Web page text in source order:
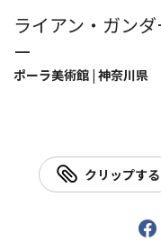
ライアン・ガン
ー
ポーラ美術館 | 神奈川県
クリップする